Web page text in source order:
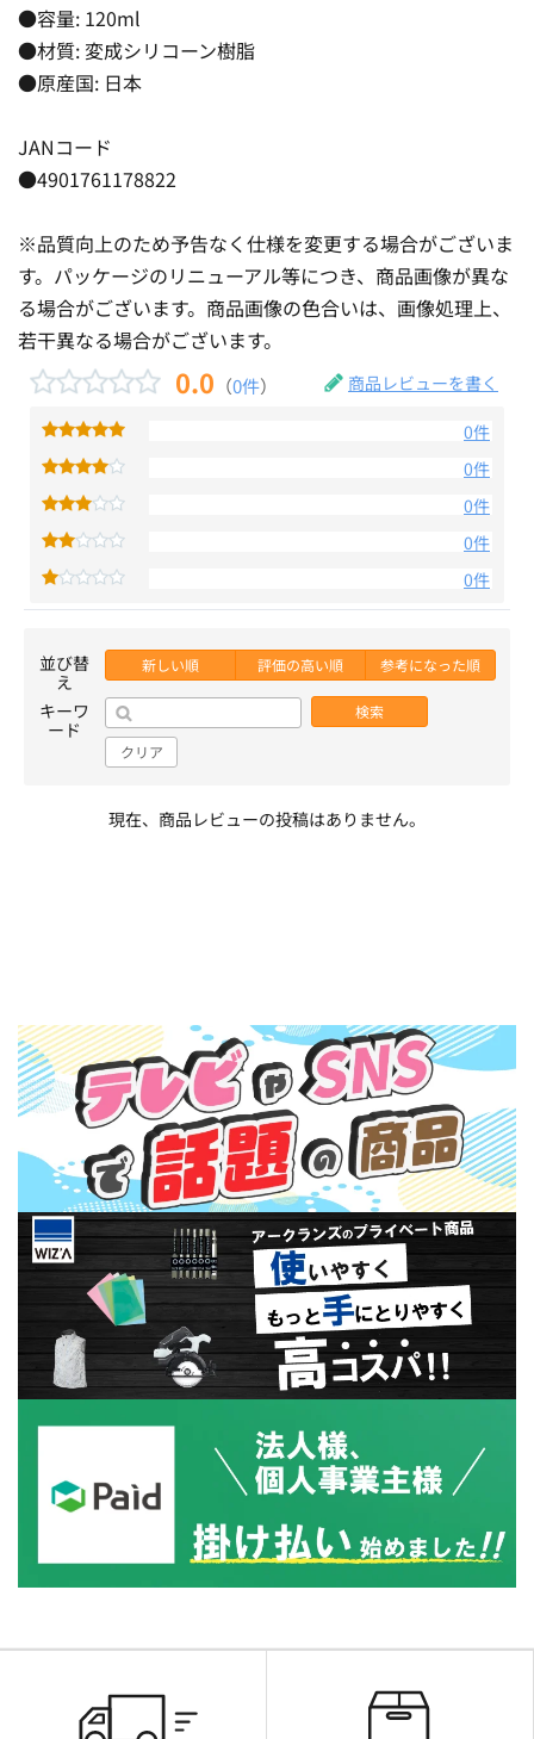
●容量: 120ml
●材質: 変成シリコーン樹脂
●原産国: 日本
JANコード
●4901761178822
※品質向上のため予告なく仕様を変更する場合がございま
す。パッケージのリニューアル等につき、商品画像が異な
る場合がございます。商品画像の色合いは、画像処理上、
若干異なる場合がございます。
0.0 （0件） 商品レビューを書く
0件
0件
0件
0件
0件
並び替
え
新しい順 評価の高い順 参考になった順
キーワ
ード
検索
クリア
現在、商品レビューの投稿はありません。